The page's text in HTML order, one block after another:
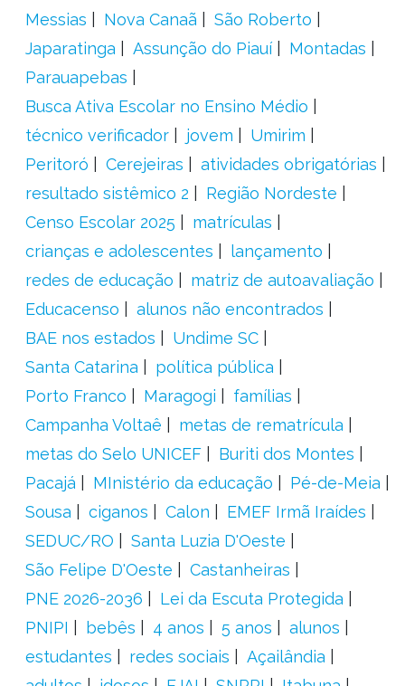
Messias Nova Canaã
São Roberto
Japaratinga
Assunção do Piauí
Montadas
Parauapebas
Busca Ativa Escolar no Ensino Médio
técnico verificador
jovem
Umirim
Peritoró
Cerejeiras
atividades obrigatórias
resultado sistêmico 2
Região Nordeste
Censo Escolar 2025
matrículas
crianças e adolescentes
lançamento
redes de educação
matriz de autoavaliação
Educacenso
alunos não encontrados
BAE nos estados
Undime SC
Santa Catarina
política pública
Porto Franco
Maragogi
famílias
Campanha Voltaê
metas de rematrícula
metas do Selo UNICEF
Buriti dos Montes
Pacajá
MInistério da educação
Pé-de-Meia
Sousa
ciganos Calon
EMEF Irmã Iraídes
SEDUC/RO
Santa Luzia D'Oeste
São Felipe D'Oeste
Castanheiras
PNE 2026-2036
Lei da Escuta Protegida
PNIPI
bebês 4 anos 5 anos
alunos
estudantes
redes sociais
Açailândia